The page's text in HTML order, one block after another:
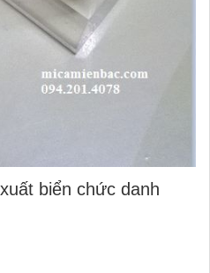
biển chức danh